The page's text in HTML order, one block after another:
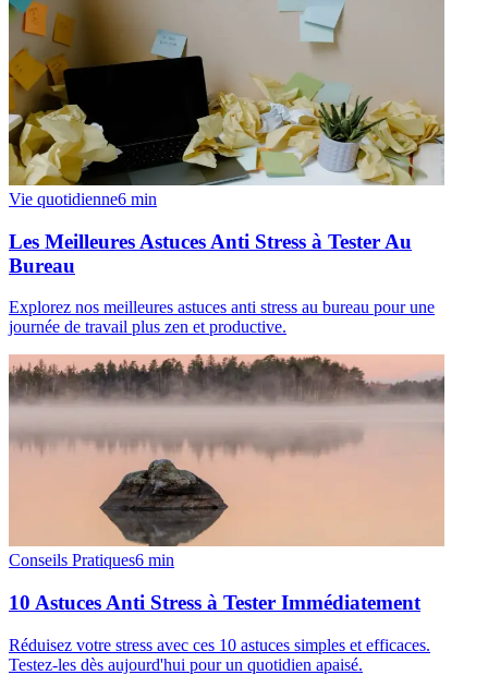
Vie quotidienne6 min
Les Meilleures Astuces Anti Stress à Tester Au
Bureau
Explorez nos meilleures astuces anti stress au bureau pour une
journée de travail plus zen et productive.
Conseils Pratiques6 min
10 Astuces Anti Stress à Tester Immédiatement
Réduisez votre stress avec ces 10 astuces simples et efficaces.
Testez-les dès aujourd'hui pour un quotidien apaisé.